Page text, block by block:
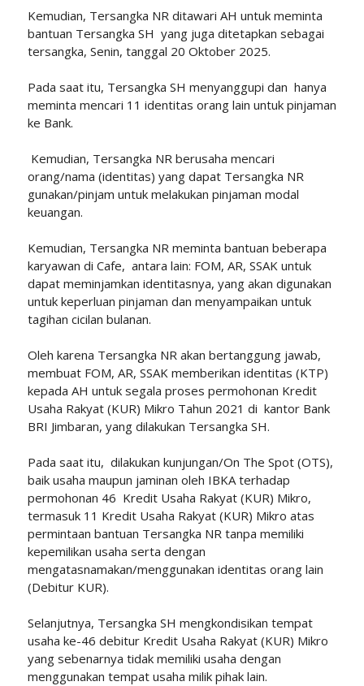
Kemudian, Tersangka NR ditawari AH untuk meminta
bantuan Tersangka SH yang juga ditetapkan sebagai
tersangka, Senin, tanggal 20 Oktober 2025.
Pada saat itu, Tersangka SH menyanggupi dan hanya
meminta mencari 11 identitas orang lain untuk pinjaman
ke Bank.
Kemudian, Tersangka NR berusaha mencari
orang/nama (identitas) yang dapat Tersangka NR
gunakan/pinjam untuk melakukan pinjaman modal
keuangan.
Kemudian, Tersangka NR meminta bantuan beberapa
karyawan di Cafe, antara lain: FOM, AR, SSAK untuk
dapat meminjamkan identitasnya, yang akan digunakan
untuk keperluan pinjaman dan menyampaikan untuk
tagihan cicilan bulanan.
Oleh karena Tersangka NR akan bertanggung jawab,
membuat FOM, AR, SSAK memberikan identitas (KTP)
kepada AH untuk segala proses permohonan Kredit
Usaha Rakyat (KUR) Mikro Tahun 2021 di kantor Bank
BRI Jimbaran, yang dilakukan Tersangka SH.
Pada saat itu, dilakukan kunjungan/On The Spot (OTS),
baik usaha maupun jaminan oleh IBKA terhadap
permohonan 46 Kredit Usaha Rakyat (KUR) Mikro,
termasuk 11 Kredit Usaha Rakyat (KUR) Mikro atas
permintaan bantuan Tersangka NR tanpa memiliki
kepemilikan usaha serta dengan
mengatasnamakan/menggunakan identitas orang lain
(Debitur KUR).
Selanjutnya, Tersangka SH mengkondisikan tempat
usaha ke-46 debitur Kredit Usaha Rakyat (KUR) Mikro
yang sebenarnya tidak memiliki usaha dengan
menggunakan tempat usaha milik pihak lain.